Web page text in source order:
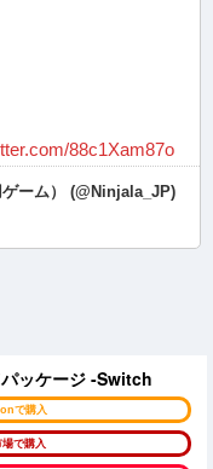
88c1Xam87o
ゲーム） (@Ninjala_JP)
ッケージ -Switch
で購入
で購入